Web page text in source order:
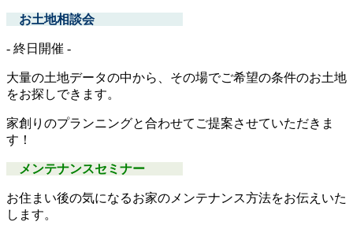
お土地相談会
‐ 終日開催 ‐
大量の土地データの中から、その場でご希望の条件のお土地
をお探しできます。
家創りのプランニングと合わせてご提案させていただきま
す！
メンテナンスセミナー
お住まい後の気になるお家のメンテナンス方法をお伝えいた
します。